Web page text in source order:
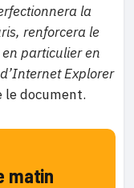
la
renforcera le
particulier en
Explorer
le document.
matin